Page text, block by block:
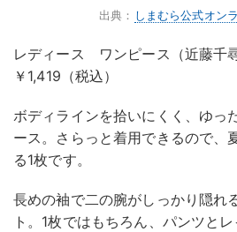
出典： しまむら公式オン
レディース ワンピース（近藤千尋
￥1,419（税込）
ボディラインを拾いにくく、ゆっ
ース。さらっと着用できるので、
る1枚です。
長めの袖で二の腕がしっかり隠れ
ト。1枚ではもちろん、パンツと